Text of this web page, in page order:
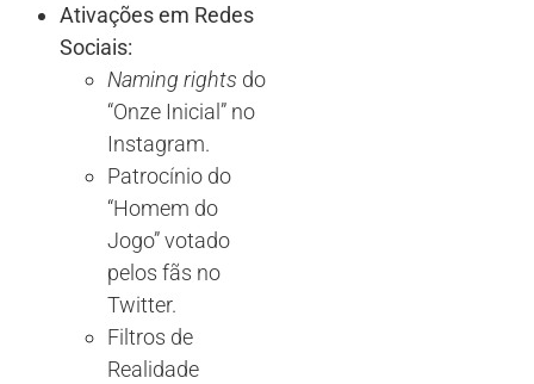
Ativações em Redes
Sociais:
Naming rights do
“Onze Inicial” no
Instagram.
Patrocínio do
“Homem do
Jogo” votado
pelos fãs no
Twitter.
Filtros de
Realidade